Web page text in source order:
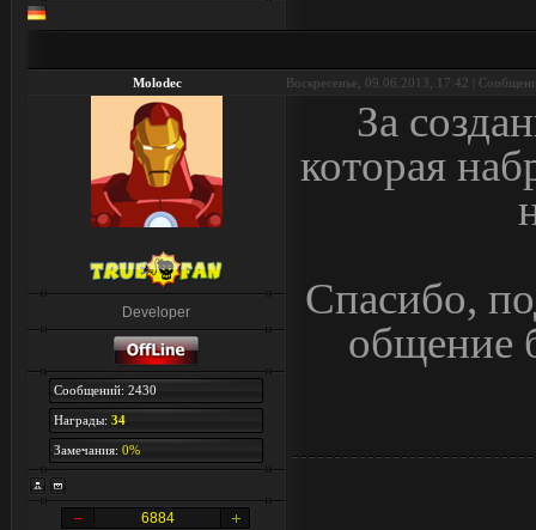
Molodec Воскресенье, 09.06.2013, 17:42 |
Developer
Сообщений: 2430
Награды: 34
Замечания: 0%
6884
За
которая
Спасибо,
общение